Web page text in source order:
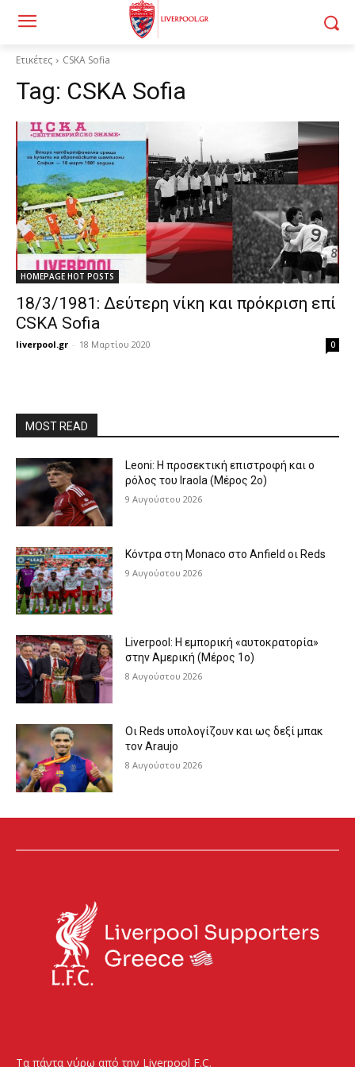
Ετικέτες CSKA Sofia
Tag: CSKA Sofia
HOMEPAGE HOT POSTS
18/3/1981: Δεύτερη νίκη και πρόκριση επί
CSKA Sofia
liverpool.gr - 18 Μαρτίου 2020 0
MOST READ
Leoni: Η προσεκτική επιστροφή και ο
ρόλος του Iraola (Μέρος 2ο)
9 Αυγούστου 2026
Κόντρα στη Monaco στο Anfield οι Reds
9 Αυγούστου 2026
Liverpool: Η εμπορική «αυτοκρατορία»
στην Αμερική (Μέρος 1ο)
8 Αυγούστου 2026
Οι Reds υπολογίζουν και ως δεξί μπακ
τον Araujo
8 Αυγούστου 2026
Τα πάντα γύρω από την Liverpool F.C.